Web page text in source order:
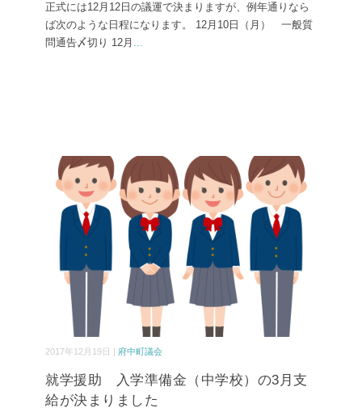
正式には12月12日の議運で決まりますが、例年通りなら
ば次のような日程になります。 12月10日（月） 一般質
問通告〆切り 12月 ...
2017年12月19日 | 府中町議会
就学援助 入学準備金（中学校）の3月支
給が決まりました